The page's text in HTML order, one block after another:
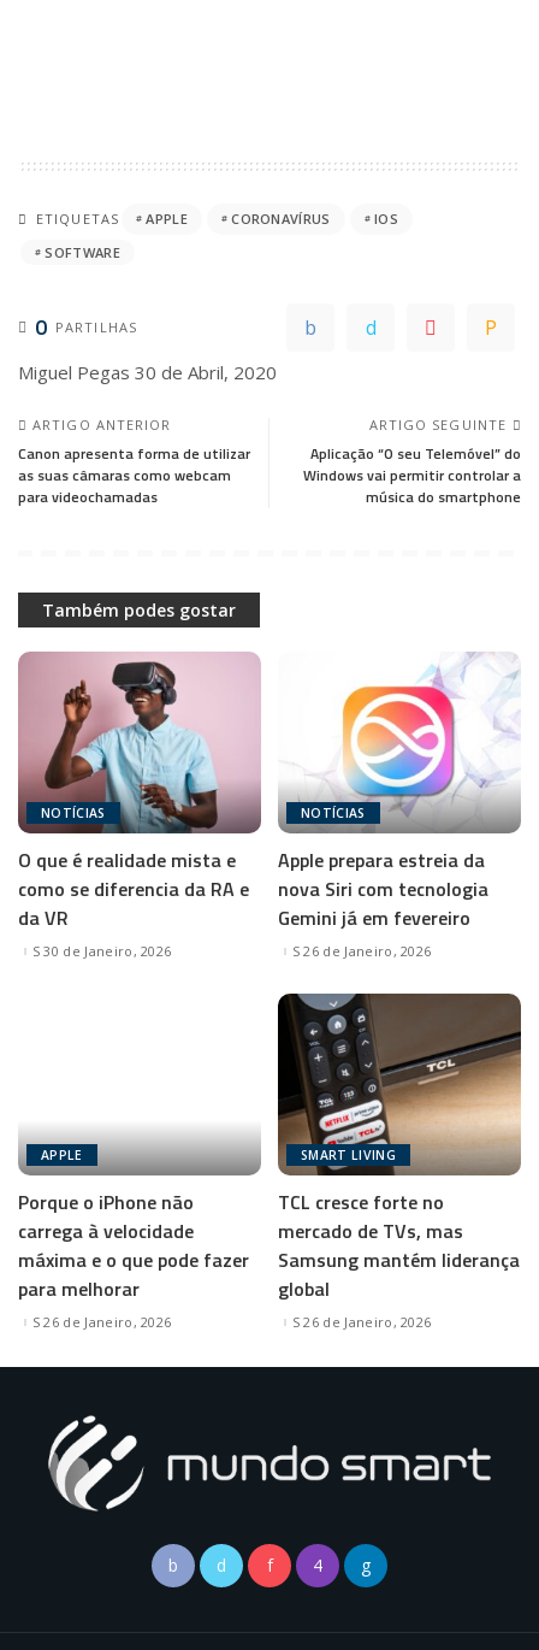
ETIQUETAS APPLE CORONAVÍRUS
IOS
SOFTWARE
0 PARTILHAS
Miguel Pegas 30 de Abril, 2020
ARTIGO ANTERIOR
Canon apresenta forma de utilizar
as suas câmaras como webcam
para videochamadas
ARTIGO SEGUINTE
Aplicação “O seu Telemóvel” do
Windows vai permitir controlar a
música do smartphone
Também podes gostar
NOTÍCIAS
O que é realidade mista e
como se diferencia da RA e
da VR
30 de Janeiro, 2026
NOTÍCIAS
Apple prepara estreia da
nova Siri com tecnologia
Gemini já em fevereiro
26 de Janeiro, 2026
APPLE
Porque o iPhone não
carrega à velocidade
máxima e o que pode fazer
para melhorar
26 de Janeiro, 2026
SMART LIVING
TCL cresce forte no
mercado de TVs, mas
Samsung mantém liderança
global
26 de Janeiro, 2026